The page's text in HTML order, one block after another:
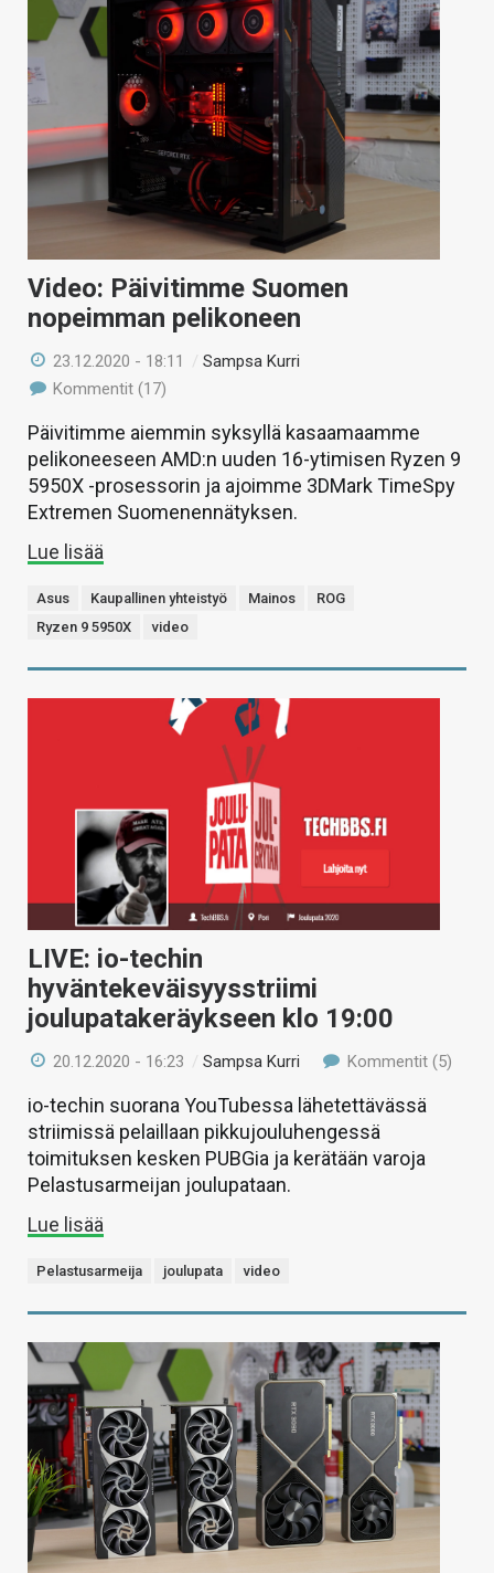
Video: Päivitimme Suomen
nopeimman pelikoneen
23.12.2020 - 18:11 /Sampsa Kurri
Kommentit (17)
Päivitimme aiemmin syksyllä kasaamaamme
pelikoneeseen AMD:n uuden 16-ytimisen Ryzen 9
5950X -prosessorin ja ajoimme 3DMark TimeSpy
Extremen Suomenennätyksen.
Lue lisää
Asus Kaupallinen yhteistyö Mainos
ROG
Ryzen 9 5950X
video
LIVE: io-techin
hyväntekeväisyysstriimi
joulupatakeräykseen klo 19:00
20.12.2020 - 16:23 /Sampsa Kurri Kommentit (5)
io-techin suorana YouTubessa lähetettävässä
striimissä pelaillaan pikkujouluhengessä
toimituksen kesken PUBGia ja kerätään varoja
Pelastusarmeijan joulupataan.
Lue lisää
Pelastusarmeija joulupata video